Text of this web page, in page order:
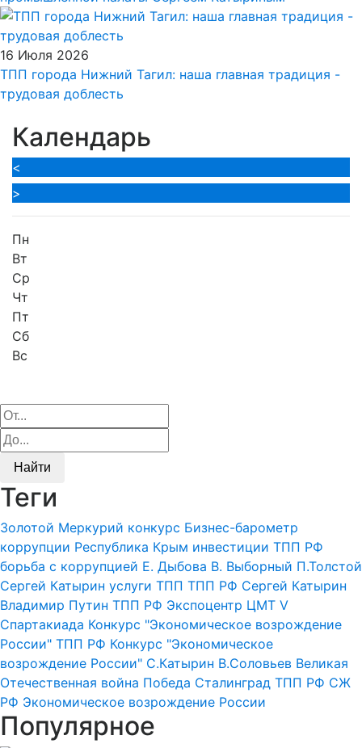
16 Июля 2026
ТПП города Нижний Тагил: наша главная традиция -
трудовая доблесть
Календарь
<
>
Пн
Вт
Ср
Чт
Пт
Сб
Вс
Найти
Теги
Золотой Меркурий конкурс Бизнес-барометр
коррупции Республика Крым инвестиции ТПП РФ
борьба с коррупцией Е. Дыбова В. Выборный П.Толстой
Сергей Катырин услуги ТПП ТПП РФ Сергей Катырин
Владимир Путин ТПП РФ Экспоцентр ЦМТ V
Спартакиада Конкурс "Экономическое возрождение
России" ТПП РФ Конкурс "Экономическое
возрождение России" С.Катырин В.Соловьев Великая
Отечественная война Победа Сталинград ТПП РФ СЖ
РФ Экономическое возрождение России
Популярное